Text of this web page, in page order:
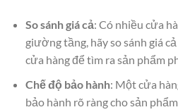
So sánh giá cả: Có nhiều cửa
giường tầng, hãy so sánh giá
cửa hàng để tìm ra sản phẩm
Chế độ bảo hành: Một cửa
bảo hành rõ ràng cho sản